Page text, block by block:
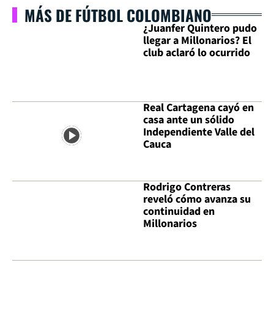
MÁS DE FÚTBOL COLOMBIANO
¿Juanfer Quintero pudo
llegar a Millonarios? El
club aclaró lo ocurrido
Real Cartagena cayó en
casa ante un sólido
Independiente Valle del
Cauca
Rodrigo Contreras
reveló cómo avanza su
continuidad en
Millonarios